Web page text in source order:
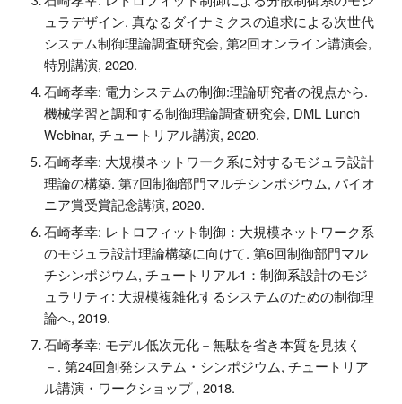
ュラデザイン. 真なるダイナミクスの追求による次世代
システム制御理論調査研究会, 第2回オンライン講演会,
特別講演, 2020.
石崎孝幸: 電力システムの制御:理論研究者の視点から.
機械学習と調和する制御理論調査研究会, DML Lunch
Webinar, チュートリアル講演, 2020.
石崎孝幸: 大規模ネットワーク系に対するモジュラ設計
理論の構築. 第7回制御部門マルチシンポジウム,パイオ
ニア賞受賞記念講演, 2020.
石崎孝幸: レトロフィット制御：大規模ネットワーク系
のモジュラ設計理論構築に向けて. 第6回制御部門マル
チシンポジウム, チュートリアル1：制御系設計のモジ
ュラリティ: 大規模複雑化するシステムのための制御理
論へ, 2019.
石崎孝幸: モデル低次元化－無駄を省き本質を見抜く
－. 第24回創発システム・シンポジウム, チュートリア
ル講演・ワークショップ , 2018.